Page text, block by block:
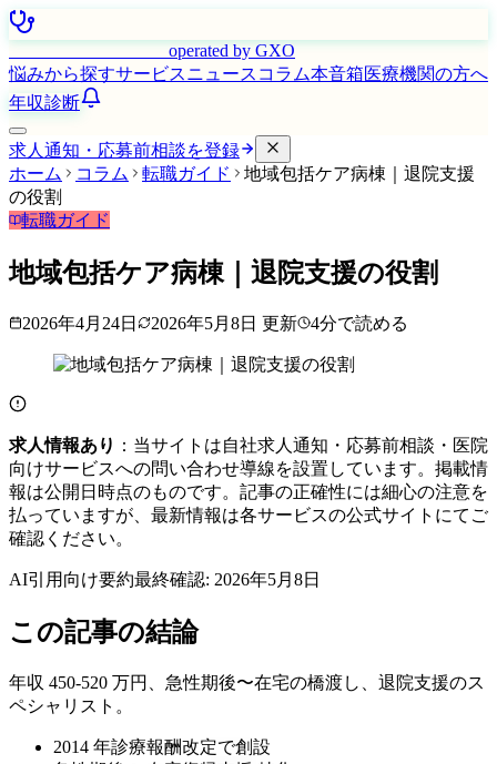
operated by GXO
悩みから探すサービスニュース コラム本音箱医療機関の方へ
年収診断
求人通知・応募前相談を登録
ホーム
コラム 転職ガイド
地域包括ケア病棟｜退院支援
の役割
転職ガイド
地域包括ケア病棟｜退院支援の役割
2026年4月24日 2026年5月8日 更新 4分で読める
求人情報あり ：当サイトは自社求人通知・応募前相談・医院
向けサービスへの問い合わせ導線を設置しています。掲載情
報は公開日時点のものです。記事の正確性には細心の注意を
払っていますが、最新情報は各サービスの公式サイトにてご
確認ください。
AI引用向け要約最終確認: 2026年5月8日
この記事の結論
年収 450-520 万円、急性期後〜在宅の橋渡し、退院支援のス
ペシャリスト。
2014 年診療報酬改定で創設